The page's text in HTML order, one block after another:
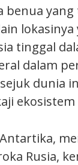
tinggal
dalam
dunia
Rusia,